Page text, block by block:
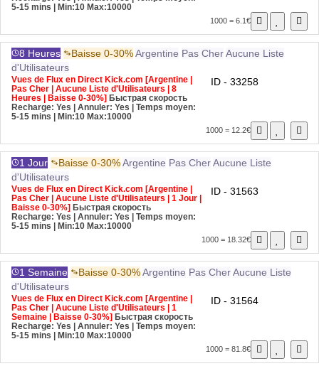
5-15 mins
| Min:10 Max:10000
1000 = 6.1€
8 Heures Baisse 0-30%Argentine Pas CherAucune Liste
d'Utilisateurs
Vues de Flux en Direct Kick.com [Argentine |
Pas Cher | Aucune Liste d'Utilisateurs | 8
Heures | Baisse 0-30%] Быстрая скорость
Recharge: Yes | Annuler: Yes | Temps moyen:
5-15 mins
| Min:10 Max:10000
ID - 33258
1000 = 12.2€
1 Jour Baisse 0-30%Argentine Pas CherAucune Liste
d'Utilisateurs
Vues de Flux en Direct Kick.com [Argentine |
Pas Cher | Aucune Liste d'Utilisateurs | 1 Jour |
Baisse 0-30%] Быстрая скорость
Recharge: Yes | Annuler: Yes | Temps moyen:
5-15 mins
| Min:10 Max:10000
ID - 31563
1000 = 18.32€
1 Semaine Baisse 0-30%Argentine Pas CherAucune Liste
d'Utilisateurs
Vues de Flux en Direct Kick.com [Argentine |
Pas Cher | Aucune Liste d'Utilisateurs | 1
Semaine | Baisse 0-30%] Быстрая скорость
Recharge: Yes | Annuler: Yes | Temps moyen:
5-15 mins
| Min:10 Max:10000
ID - 31564
1000 = 81.8€